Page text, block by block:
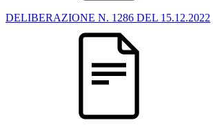
DELIBERAZIONE N. 1286 DEL 15.12.2022